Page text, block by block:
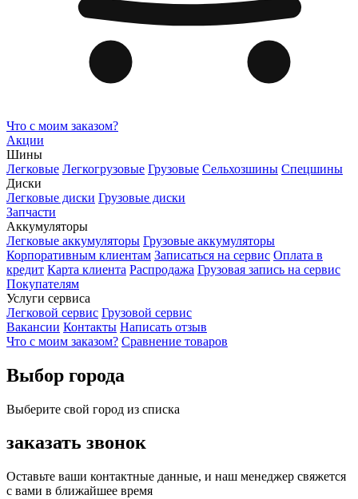
Что с моим заказом?
Акции
Шины
Легковые Легкогрузовые Грузовые Сельхозшины Спецшины
Диски
Легковые диски Грузовые диски
Запчасти
Аккумуляторы
Легковые аккумуляторы Грузовые аккумуляторы
Корпоративным клиентам Записаться на сервис Оплата в
кредит Карта клиента Распродажа Грузовая запись на сервис
Покупателям
Услуги сервиса
Легковой сервис Грузовой сервис
Вакансии Контакты Написать отзыв
Что с моим заказом? Сравнение товаров
Выбор города
Выберите свой город из списка
заказать звонок
Оставьте ваши контактные данные, и наш менеджер свяжется
с вами в ближайшее время